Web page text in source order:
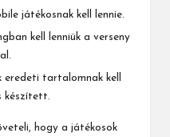
játékosnak kell lennie.
kell lenniük a verseny
tartalomnak kell
készített.
hogy a játékosok